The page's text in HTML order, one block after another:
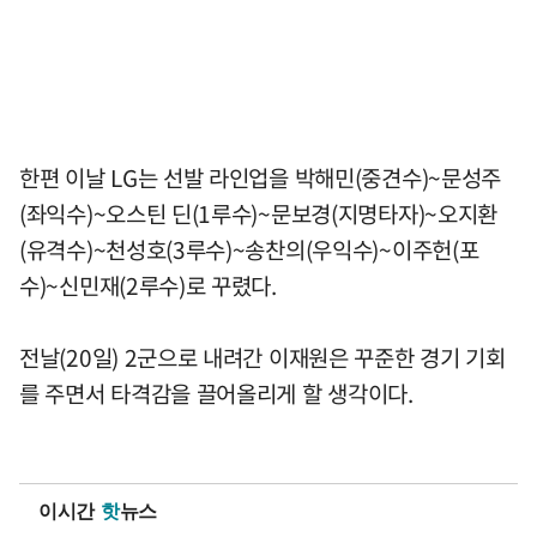
한편 이날 LG는 선발 라인업을 박해민(중견수)~문성주
(좌익수)~오스틴 딘(1루수)~문보경(지명타자)~오지환
(유격수)~천성호(3루수)~송찬의(우익수)~이주헌(포
수)~신민재(2루수)로 꾸렸다.
전날(20일) 2군으로 내려간 이재원은 꾸준한 경기 기회
를 주면서 타격감을 끌어올리게 할 생각이다.
이시간 핫뉴스